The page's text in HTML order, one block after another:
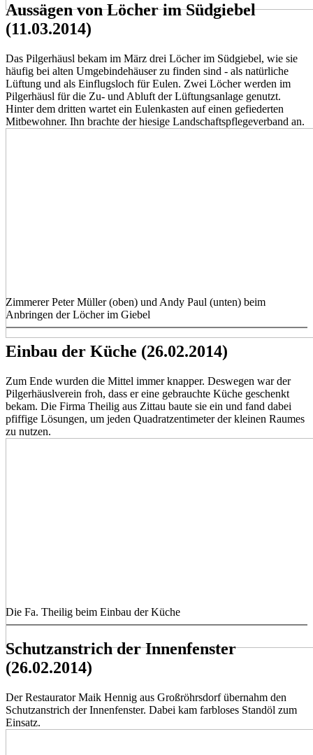
Aussägen von Löcher im Südgiebel
(11.03.2014)
Das Pilgerhäusl bekam im März drei Löcher im Südgiebel, wie sie
häufig bei alten Umgebindehäuser zu finden sind - als natürliche
Lüftung und als Einflugsloch für Eulen. Zwei Löcher werden im
Pilgerhäusl für die Zu- und Abluft der Lüftungsanlage genutzt.
Hinter dem dritten wartet ein Eulenkasten auf einen gefiederten
Mitbewohner. Ihn brachte der hiesige Landschaftspflegeverband an.
Zimmerer Peter Müller (oben) und Andy Paul (unten) beim
Anbringen der Löcher im Giebel
Einbau der Küche (26.02.2014)
Zum Ende wurden die Mittel immer knapper. Deswegen war der
Pilgerhäuslverein froh, dass er eine gebrauchte Küche geschenkt
bekam. Die Firma Theilig aus Zittau baute sie ein und fand dabei
pfiffige Lösungen, um jeden Quadratzentimeter der kleinen Raumes
zu nutzen.
Die Fa. Theilig beim Einbau der Küche
Schutzanstrich der Innenfenster
(26.02.2014)
Der Restaurator Maik Hennig aus Großröhrsdorf übernahm den
Schutzanstrich der Innenfenster. Dabei kam farbloses Standöl zum
Einsatz.